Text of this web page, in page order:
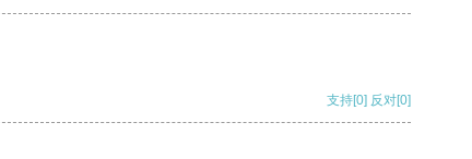
支持[0] 反对[0]